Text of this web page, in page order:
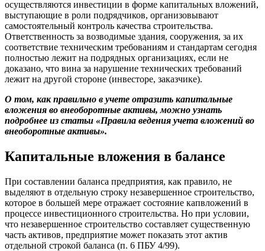
осуществляются инвестиции в форме капитальных вложений,
выступающие в роли подрядчиков, организовывают
самостоятельный контроль качества строительства.
Ответственность за возводимые здания, сооружения, за их
соответствие техническим требованиям и стандартам сегодня
полностью лежит на подрядных организациях, если не
доказано, что вина за нарушение технических требований
лежит на другой стороне (инвесторе, заказчике).
О том, как правильно в учете отразить капитальные
вложения во внеоборотные активы, можно узнать
подробнее из статьи «Правила ведения учета вложений во
внеоборотные активы».
Капитальные вложения в балансе
При составлении баланса предприятия, как правило, не
выделяют в отдельную строку незавершенное строительство,
которое в большей мере отражает состояние капвложений в
процессе инвестиционного строительства. Но при условии,
что незавершенное строительство составляет существенную
часть активов, предприятие может показать этот актив
отдельной строкой баланса (п. 6 ПБУ 4/99).